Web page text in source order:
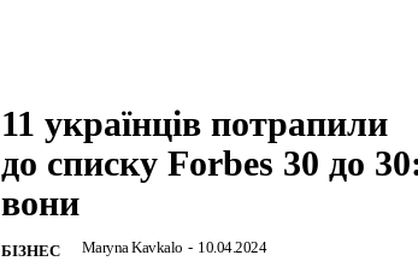
11 українців потрапили
до списку Forbes 30 до
вони
БІЗНЕС Maryna Kavkalo - 10.04.2024